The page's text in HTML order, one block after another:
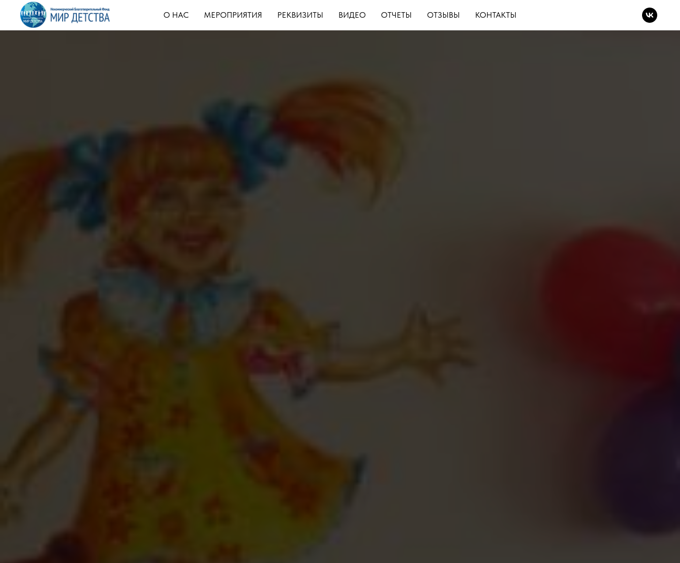
О НАС МЕРОПРИЯТИЯ РЕКВИЗИТЫ ВИДЕО ОТЧЕТЫ ОТЗЫВЫ КОНТАКТЫ